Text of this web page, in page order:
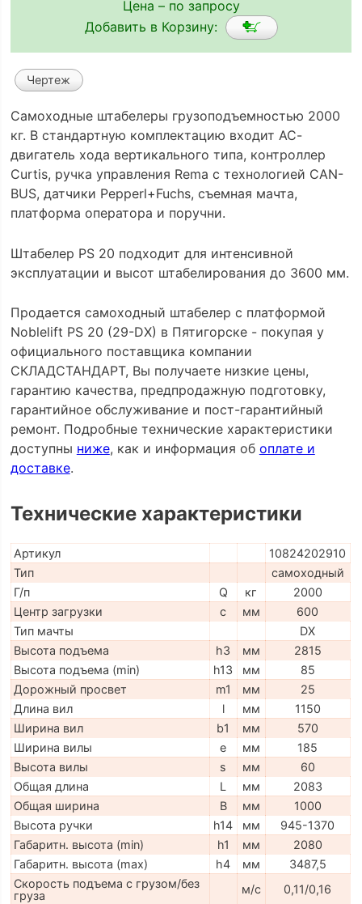
Цена – по запросу
Добавить в Корзину:
Чертеж
Самоходные штабелеры грузоподъемностью 2000
кг. В cтандартную комплектацию входит АС-
двигатель хода вертикального типа, контроллер
Curtis, ручка управления Rema с технологией CAN-
BUS, датчики Pepperl+Fuchs, съемная мачта,
платформа оператора и поручни.
Штабелер PS 20 подходит для интенсивной
эксплуатации и высот штабелирования до 3600 мм.
Продается самоходный штабелер с платформой
Noblelift PS 20 (29-DX) в Пятигорске - покупая у
официального поставщика компании
СКЛАДСТАНДАРТ, Вы получаете низкие цены,
гарантию качества, предпродажную подготовку,
гарантийное обслуживание и пост-гарантийный
ремонт. Подробные технические характеристики
доступны ниже, как и информация об оплате и
доставке.
Технические характеристики
Артикул
10824202910
Тип
самоходный
Г/п
Q кг
2000
Центр загрузки
c мм
600
Тип мачты
DX
Высота подъема
h3 мм
2815
Высота подъема (min)
h13 мм
85
Дорожный просвет
m1 мм
25
Длина вил
l мм
1150
Ширина вил
b1 мм
570
Ширина вилы
e мм
185
Высота вилы
s мм
60
Общая длина
L мм
2083
Общая ширина
B мм
1000
Высота ручки
h14 мм
945-1370
Габаритн. высота (min)
h1 мм
2080
Габаритн. высота (max)
h4 мм
3487,5
Скорость подъема с грузом/без
груза
м/с
0,11/0,16